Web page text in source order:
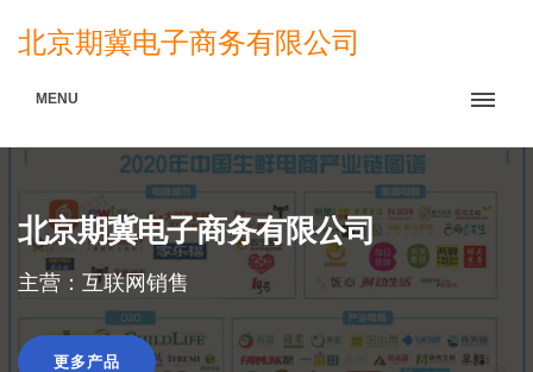
北京期冀电子商务有限公司
MENU
北京期冀电子商务有限公司
主营：互联网销售
更多产品